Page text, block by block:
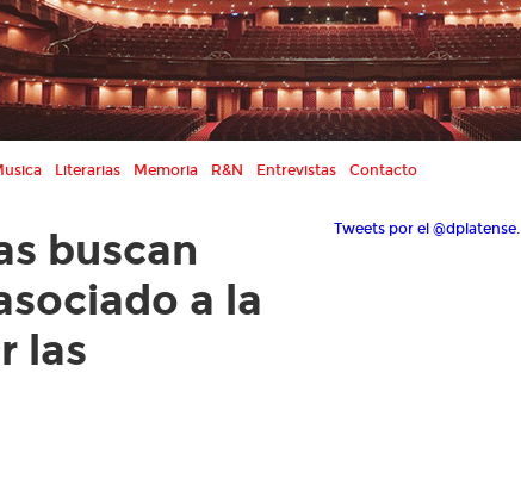
Literarias Memoria R&N Entrevistas Contacto
buscan
a la
las
Tweets por el @dplatense.